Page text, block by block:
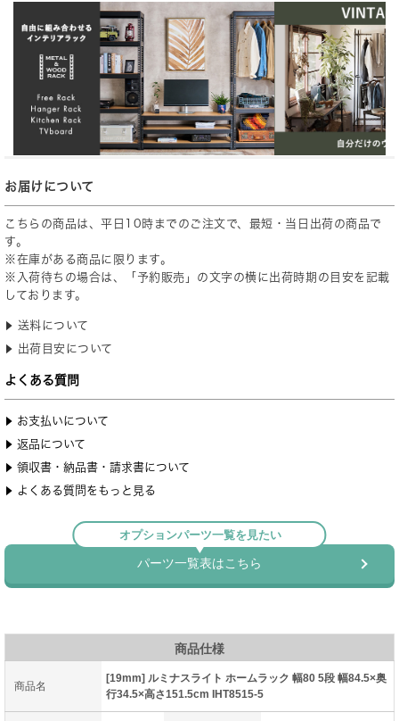
商品仕様
商品名
[19mm] ルミナスライト ホームラック 幅80 5段 幅84.5×奥
行34.5×高さ151.5cm IHT8515-5